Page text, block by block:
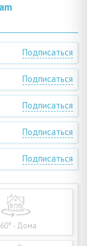
Подписаться
Подписаться
Подписаться
Подписаться
Подписаться
- Дома